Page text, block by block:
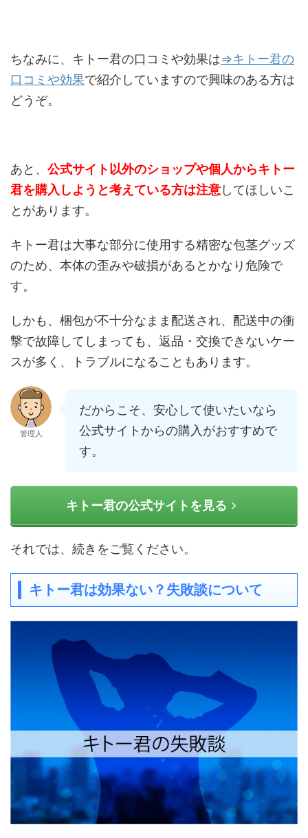
ちなみに、キトー君の口コミや効果は⇒キトー君の
口コミや効果で紹介していますので興味のある方は
どうぞ。
あと、 公式サイト以外のショップや個人からキトー
君を購入しようと考えている方は注意してほしいこ
とがあります。
キトー君は大事な部分に使用する精密な包茎グッズ
のため、本体の歪みや破損があるとかなり危険で
す。
しかも、梱包が不十分なまま配送され、配送中の衝
撃で故障してしまっても、返品・交換できないケー
スが多く、トラブルになることもあります。
管理人
だからこそ、安心して使いたいなら
公式サイトからの購入がおすすめで
す。
キトー君の公式サイトを見る
それでは、続きをご覧ください。
キトー君は効果ない？失敗談について